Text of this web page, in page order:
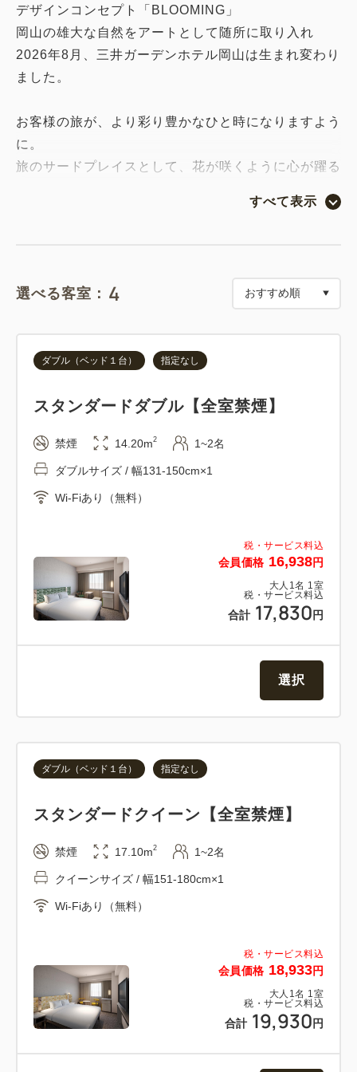
デザインコンセプト「BLOOMING」
岡山の雄大な自然をアートとして随所に取り入れ
2026年8月、三井ガーデンホテル岡山は生まれ変わり
ました。
お客様の旅が、より彩り豊かなひと時になりますよう
に。
旅のサードプレイスとして、花が咲くように心が躍る
＜連泊清掃について＞（2026年4月1日より）
・ベッドシーツの交換は3日に1回（4泊目に全交換）
ーツ交換意志表示カード」をベッドに置いてくださ
・毎日の清掃では、ベッドメイク・タオル交換・ゴミ
回収・客室清掃を行います。
10階の大浴場「GREEN BATH」で、岡山の名園を彷
彿とさせる庭園を眺めながら、ゆっくりと足を伸ばし
【朝食のご案内】
場所 ： 1F ガーデンカフェ GARDEN
CAFE
場所 ： 1F レストラン ガーデンカフェ
GARDEN CAFE
ご案内 ： コーヒーなどをご用意しております。
風が吹き抜け、日向のように爽やかで光が降り注ぐ宿
泊者専用ラウンジでは、コーヒー等のフリードリンク
をお楽しみいただけます。（営業時間/13：00～22：
※団体等で貸し切りの場合、ご利用いただけない場合
もございます。
■JR岡山駅から徒歩2分の好立地。ビジネスや観光の
すべて表示
選べる客室： 4
税・サービス料込
会員価格 16,938円
大人 1 名 1 室
税・サービス料込
合計 17,830円
ダブル（ベッド１台） 指定なし
スタンダードダブル【全室禁煙】
禁煙 14.20m2 1~2名
ダブルサイズ / 幅131-150cm×1
Wi-Fiあり（無料）
選択
税・サービス料込
会員価格 18,933円
大人 1 名 1 室
税・サービス料込
合計 19,930円
ダブル（ベッド１台） 指定なし
スタンダードクイーン【全室禁煙】
禁煙 17.10m2 1~2名
クイーンサイズ / 幅151-180cm×1
Wi-Fiあり（無料）